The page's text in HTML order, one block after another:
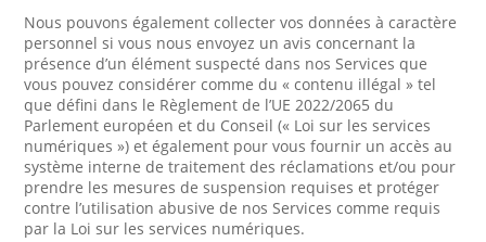
Nous pouvons également collecter vos données à caractère
personnel si vous nous envoyez un avis concernant la
présence d’un élément suspecté dans nos Services que
vous pouvez considérer comme du « contenu illégal » tel
que défini dans le Règlement de l’UE 2022/2065 du
Parlement européen et du Conseil (« Loi sur les services
numériques ») et également pour vous fournir un accès au
système interne de traitement des réclamations et/ou pour
prendre les mesures de suspension requises et protéger
contre l’utilisation abusive de nos Services comme requis
par la Loi sur les services numériques.